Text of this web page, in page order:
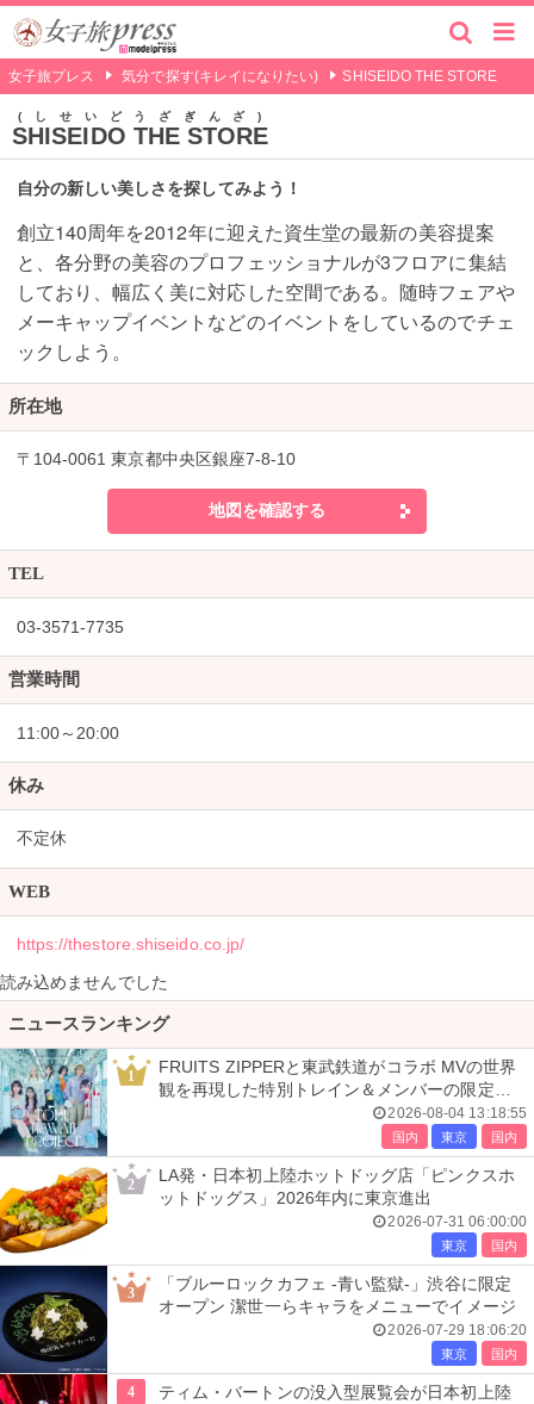
女子旅プレス 気分で探す(キレイになりたい) SHISEIDO THE STORE
SHISEIDO THE STORE
しせいどうざぎんざ
自分の新しい美しさを探してみよう！
創立140周年を2012年に迎えた資生堂の最新の美容提案
と、各分野の美容のプロフェッショナルが3フロアに集結
しており、幅広く美に対応した空間である。随時フェアや
メーキャップイベントなどのイベントをしているのでチェ
ックしよう。
所在地
〒104-0061 東京都中央区銀座7-8-10
地図を確認する
TEL
03-3571-7735
営業時間
11:00～20:00
休み
不定休
WEB
https://thestore.shiseido.co.jp/
読み込めませんでした
ニュースランキング
1
FRUITS ZIPPERと東武鉄道がコラボ MVの世界
観を再現した特別トレイン＆メンバーの限定ア
2026-08-04 13:18:55
国内 東京 国内
2
LA発・日本初上陸ホットドッグ店「ピンクスホ
ットドッグス」2026年内に東京進出
2026-07-31 06:00:00
東京 国内
3
「ブルーロックカフェ -青い監獄-」渋谷に限定
オープン 潔世一らキャラをメニューでイメージ
2026-07-29 18:06:20
東京 国内
4
ティム・バートンの没入型展覧会が日本初上陸